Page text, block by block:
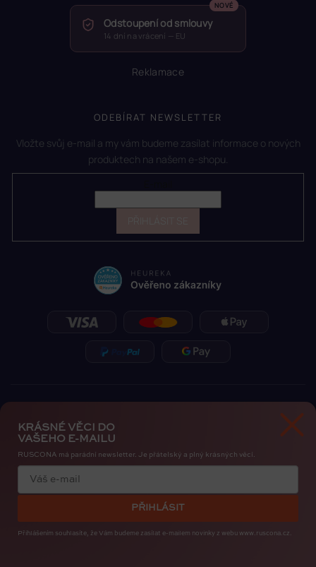
Odstoupení od smlouvy
14 dní na vrácení — EU
Reklamace
ODEBÍRAT NEWSLETTER
Vložte svůj e-mail a my vám budeme zasílat informace o nových
produktech na našem e-shopu.
Zásady ochrany osobních údajůCookies
Copyright 2026RUSCONA Česko. Všechna práva vyhrazena.
Upravit nastavení cookies
KRÁSNÉ VĚCI DO
VAŠEHO E-MAILU
RUSCONA má parádní newsletter. Je přátelský a plný krásných věcí.
PŘIHLÁSIT
Přihlášením souhlasíte, že Vám budeme zasílat e-mailem novinky z webu www.ruscona.cz.